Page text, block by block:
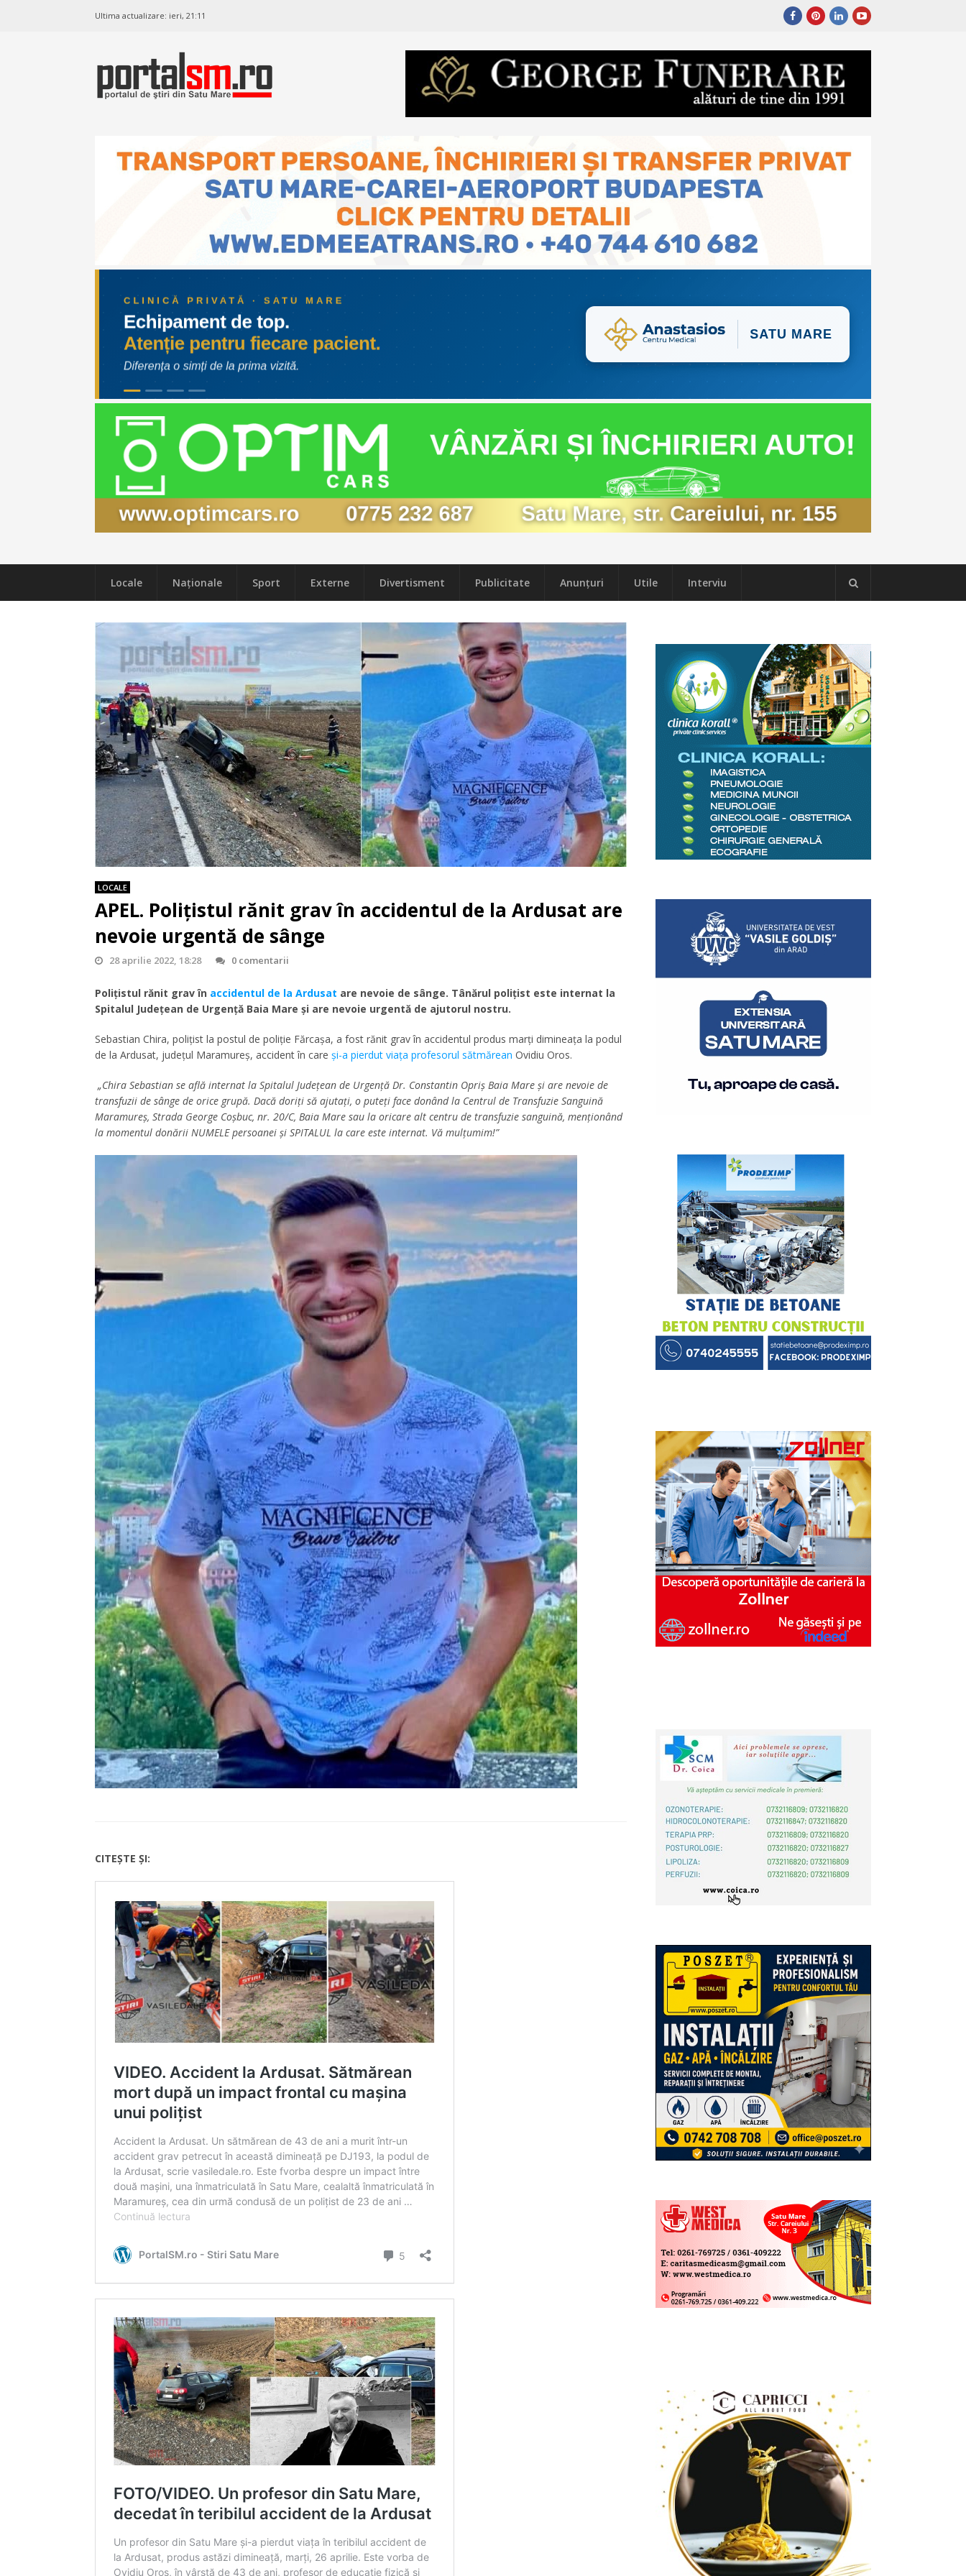
Ultima actualizare: ieri, 21:11
Locale Naţionale Sport Externe Divertisment Publicitate Anunțuri Utile Interviu
LOCALE
APEL. Polițistul rănit grav în accidentul de la Ardusat are
nevoie urgentă de sânge
28 aprilie 2022, 18:28 0 comentarii
Polițistul rănit grav în accidentul de la Ardusat are nevoie de sânge. Tânărul polițist este internat la
Spitalul Județean de Urgență Baia Mare și are nevoie urgentă de ajutorul nostru.
Sebastian Chira, polițist la postul de poliție Fărcașa, a fost rănit grav în accidentul produs marți dimineața la podul
de la Ardusat, județul Maramureș, accident în care și-a pierdut viața profesorul sătmărean Ovidiu Oros.
„Chira Sebastian se află internat la Spitalul Județean de Urgență Dr. Constantin Opriș Baia Mare și are nevoie de
transfuzii de sânge de orice grupă. Dacă doriți să ajutați, o puteți face donând la Centrul de Transfuzie Sanguină
Maramureș, Strada George Coșbuc, nr. 20/C, Baia Mare sau la oricare alt centru de transfuzie sanguină, menționând
la momentul donării NUMELE persoanei și SPITALUL la care este internat. Vă mulțumim!”
CITEȘTE ȘI: